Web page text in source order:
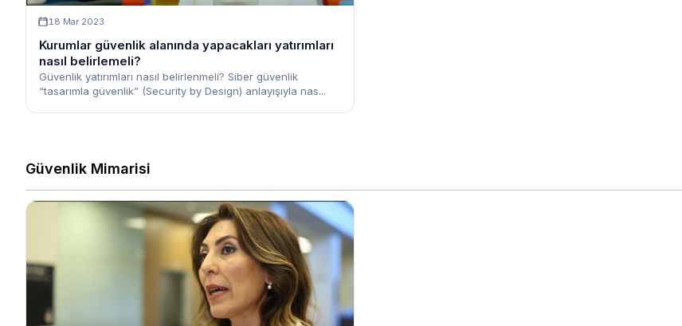
18 Mar 2023
Kurumlar güvenlik alanında yapacakları yatırımları
nasıl belirlemeli?
Güvenlik yatırımları nasıl belirlenmeli? Siber güvenlik
“tasarımla güvenlik” (Security by Design) anlayışıyla nas...
Güvenlik Mimarisi